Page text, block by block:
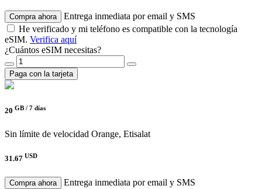
Compra ahora
Entrega inmediata por email y SMS
He verificado y mi teléfono es compatible con la tecnología
eSIM. Verifica aquí
¿Cuántos eSIM necesitas?
Paga con la tarjeta
20 GB / 7 días
Sin límite de velocidad Orange, Etisalat
31.67 USD
Compra ahora
Entrega inmediata por email y SMS